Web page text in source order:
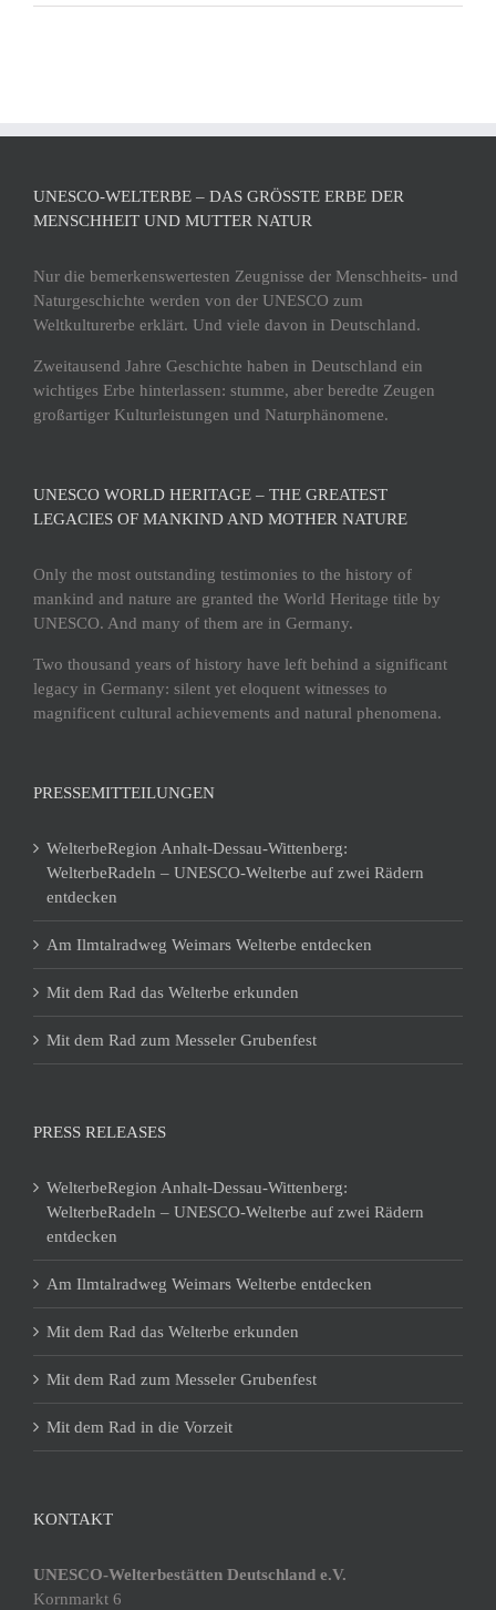
UNESCO-WELTERBE – DAS GRÖSSTE ERBE DER M
ENSCHHEIT UND MUTTER NATUR
Nur die bemerkenswertesten Zeugnisse der Menschheits- und
Naturgeschichte werden von der UNESCO zum
Weltkulturerbe erklärt. Und viele davon in Deutschland.
Zweitausend Jahre Geschichte haben in Deutschland ein
wichtiges Erbe hinterlassen: stumme, aber beredte Zeugen
großartiger Kulturleistungen und Naturphänomene.
UNESCO WORLD HERITAGE – THE GREATEST
LEGACIES OF MANKIND AND MOTHER NATURE
Only the most outstanding testimonies to the history of
mankind and nature are granted the World Heritage title by
UNESCO. And many of them are in Germany.
Two thousand years of history have left behind a significant
legacy in Germany: silent yet eloquent witnesses to
magnificent cultural achievements and natural phenomena.
PRESSEMITTEILUNGEN
WelterbeRegion Anhalt-Dessau-Wittenberg:
WelterbeRadeln – UNESCO-Welterbe auf zwei Rädern
entdecken
Am Ilmtalradweg Weimars Welterbe entdecken
Mit dem Rad das Welterbe erkunden
Mit dem Rad zum Messeler Grubenfest
PRESS RELEASES
WelterbeRegion Anhalt-Dessau-Wittenberg:
WelterbeRadeln – UNESCO-Welterbe auf zwei Rädern
entdecken
Am Ilmtalradweg Weimars Welterbe entdecken
Mit dem Rad das Welterbe erkunden
Mit dem Rad zum Messeler Grubenfest
Mit dem Rad in die Vorzeit
KONTAKT
UNESCO-Welterbestätten Deutschland e.V.
Kornmarkt 6